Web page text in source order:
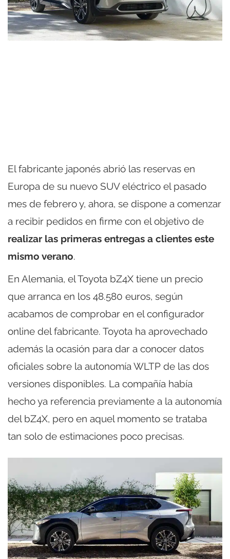
El fabricante japonés abrió las reservas en
Europa de su nuevo SUV eléctrico el pasado
mes de febrero y, ahora, se dispone a comenzar
a recibir pedidos en firme con el objetivo de
realizar las primeras entregas a clientes este
mismo verano.
En Alemania, el Toyota bZ4X tiene un precio
que arranca en los 48.580 euros, según
acabamos de comprobar en el configurador
online del fabricante. Toyota ha aprovechado
además la ocasión para dar a conocer datos
oficiales sobre la autonomía WLTP de las dos
versiones disponibles. La compañía había
hecho ya referencia previamente a la autonomía
del bZ4X, pero en aquel momento se trataba
tan solo de estimaciones poco precisas.